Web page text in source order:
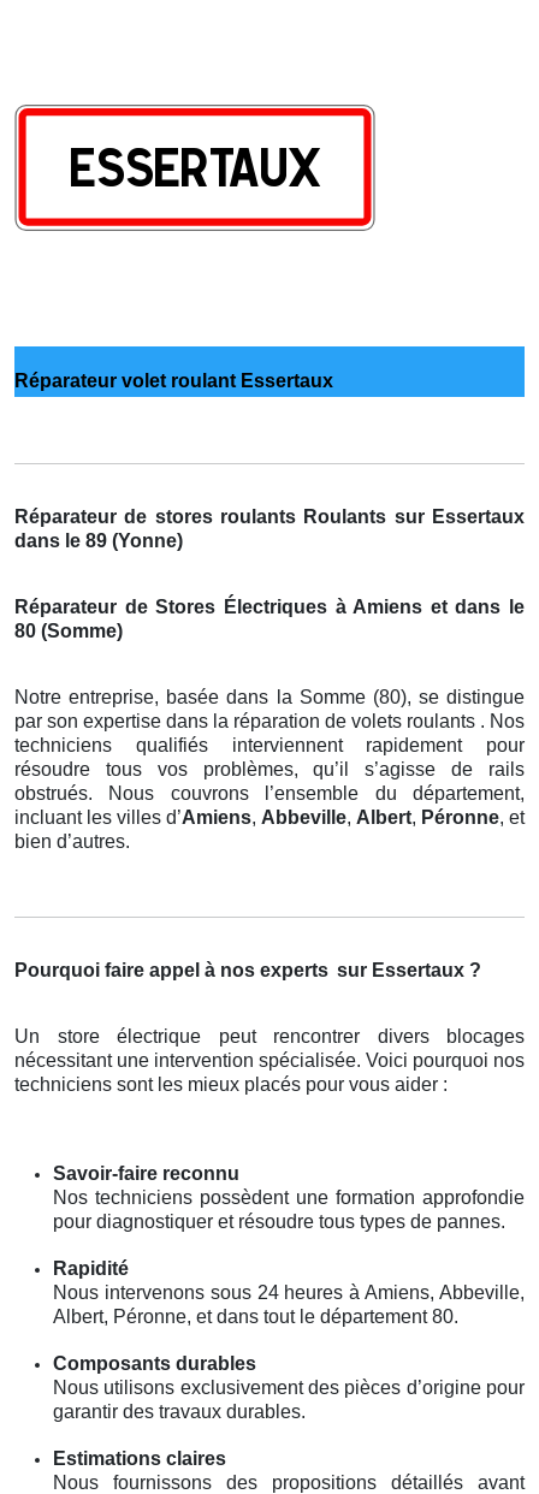
Réparateur volet roulant Essertaux
Réparateur de stores roulants Roulants sur Essertaux
dans le 89 (Yonne)
Réparateur de Stores Électriques à Amiens et dans le
80 (Somme)
Notre entreprise, basée dans la Somme (80), se distingue
par son expertise dans la réparation de volets roulants . Nos
techniciens qualifiés interviennent rapidement pour
résoudre tous vos problèmes, qu’il s’agisse de rails
obstrués. Nous couvrons l’ensemble du département,
incluant les villes d’Amiens, Abbeville, Albert, Péronne, et
bien d’autres.
Pourquoi faire appel à nos experts sur Essertaux ?
Un store électrique peut rencontrer divers blocages
nécessitant une intervention spécialisée. Voici pourquoi nos
techniciens sont les mieux placés pour vous aider :
Savoir-faire reconnu
Nos techniciens possèdent une formation approfondie
pour diagnostiquer et résoudre tous types de pannes.
Rapidité
Nous intervenons sous 24 heures à Amiens, Abbeville,
Albert, Péronne, et dans tout le département 80.
Composants durables
Nous utilisons exclusivement des pièces d’origine pour
garantir des travaux durables.
Estimations claires
Nous fournissons des propositions détaillés avant